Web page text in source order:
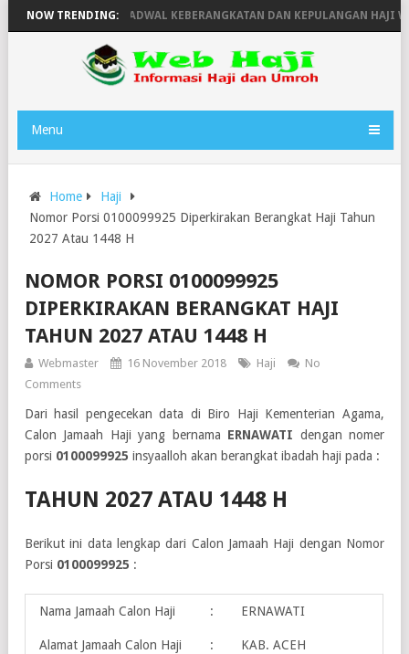
NOW TRENDING:
TAHUN 1446H JADWAL KEBERANGKATAN DAN KEPULANGAN HAJI
Menu
Home
Haji
Nomor Porsi 0100099925 Diperkirakan Berangkat Haji Tahun
2027 Atau 1448 H
NOMOR PORSI 0100099925
DIPERKIRAKAN BERANGKAT HAJI
TAHUN 2027 ATAU 1448 H
Webmaster 16 November 2018 Haji
No
Comments
Dari hasil pengecekan data di Biro Haji Kementerian Agama,
Calon Jamaah Haji yang bernama ERNAWATI dengan nomer
porsi 0100099925 insyaalloh akan berangkat ibadah haji pada :
TAHUN 2027 ATAU 1448 H
Berikut ini data lengkap dari Calon Jamaah Haji dengan Nomor
Porsi 0100099925 :
Nama Jamaah Calon Haji : ERNAWATI
Alamat Jamaah Calon Haji :
KAB. ACEH